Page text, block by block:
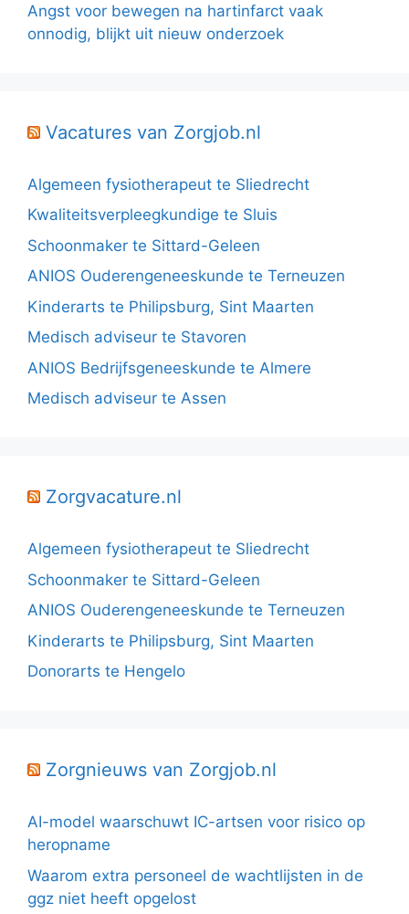
Angst voor bewegen na hartinfarct vaak
onnodig, blijkt uit nieuw onderzoek
Vacatures van Zorgjob.nl
Algemeen fysiotherapeut te Sliedrecht
Kwaliteitsverpleegkundige te Sluis
Schoonmaker te Sittard-Geleen
ANIOS Ouderengeneeskunde te Terneuzen
Kinderarts te Philipsburg, Sint Maarten
Medisch adviseur te Stavoren
ANIOS Bedrijfsgeneeskunde te Almere
Medisch adviseur te Assen
Zorgvacature.nl
Algemeen fysiotherapeut te Sliedrecht
Schoonmaker te Sittard-Geleen
ANIOS Ouderengeneeskunde te Terneuzen
Kinderarts te Philipsburg, Sint Maarten
Donorarts te Hengelo
Zorgnieuws van Zorgjob.nl
AI-model waarschuwt IC-artsen voor risico op
heropname
Waarom extra personeel de wachtlijsten in de
ggz niet heeft opgelost